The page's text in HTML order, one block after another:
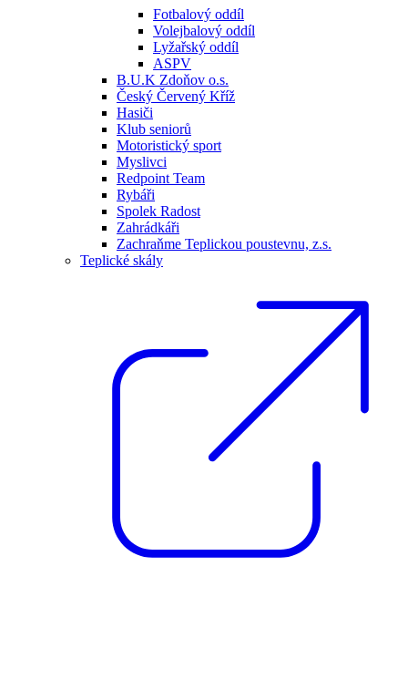
Fotbalový oddíl
Volejbalový oddíl
Lyžařský oddíl
ASPV
B.U.K Zdoňov o.s.
Český Červený Kříž
Hasiči
Klub seniorů
Motoristický sport
Myslivci
Redpoint Team
Rybáři
Spolek Radost
Zahrádkáři
Zachraňme Teplickou poustevnu, z.s.
Teplické skály